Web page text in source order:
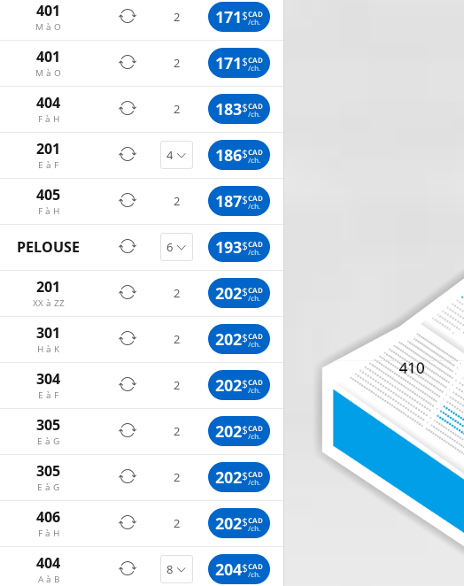
401
M à O
2 171$CAD
/ch.
401
M à O
2 171$CAD
/ch.
404
F à H
2 183$CAD
/ch.
201
E à F 186$CAD
/ch.
405
F à H
2 187$CAD
/ch.
PELOUSE 193$CAD
/ch.
201
XX à ZZ
2 202$CAD
/ch.
301
H à K
2 202$CAD
/ch.
304
E à F
2 202$CAD
/ch.
305
E à G
2 202$CAD
/ch.
305
E à G
2 202$CAD
/ch.
406
F à H
2 202$CAD
/ch.
404
A à B 204$CAD
/ch.